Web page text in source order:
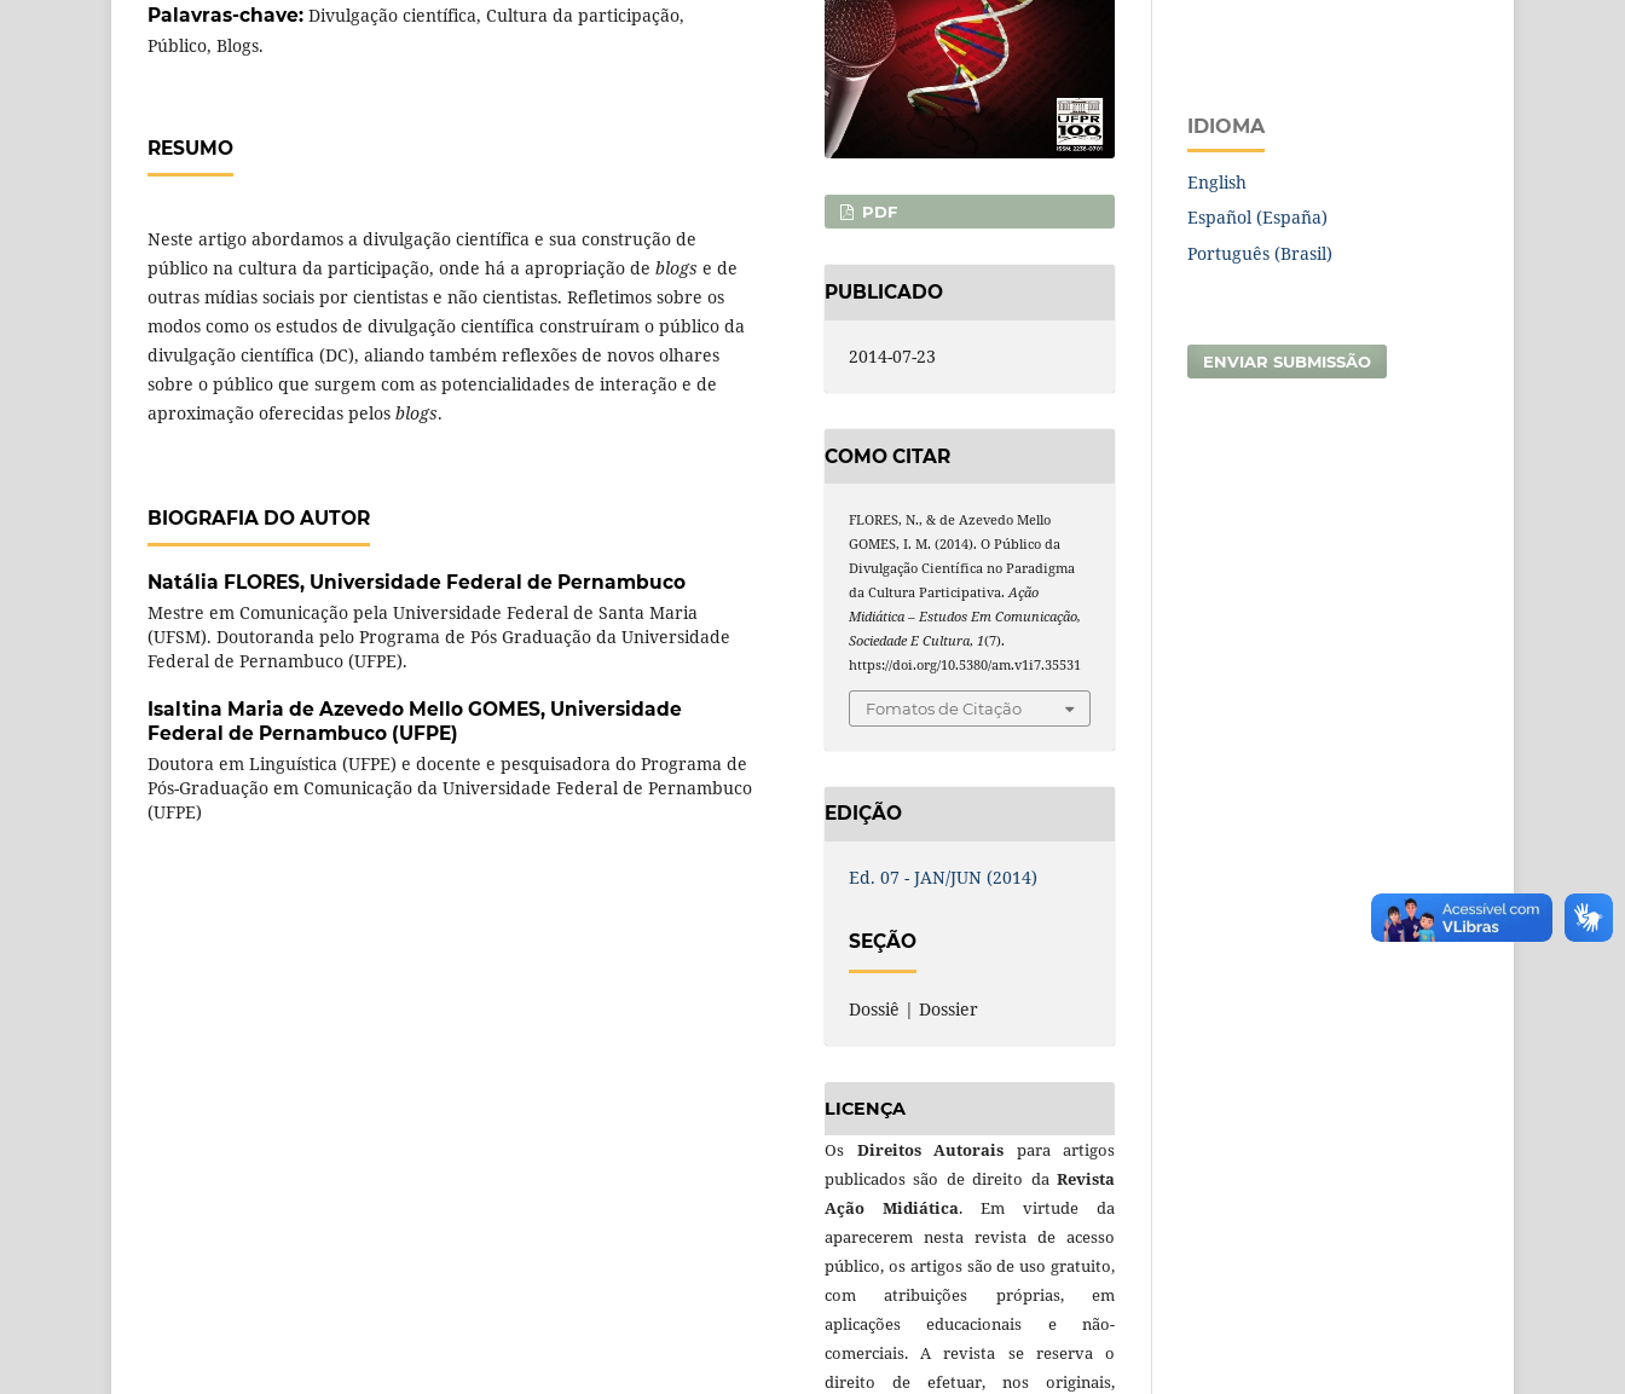
Palavras-chave: Divulgação científica, Cultura da participação,
Público, Blogs.
RESUMO
Neste artigo abordamos a divulgação científica e sua construção de
público na cultura da participação, onde há a apropriação de blogs e de
outras mídias sociais por cientistas e não cientistas. Refletimos sobre os
modos como os estudos de divulgação científica construíram o público da
divulgação científica (DC), aliando também reflexões de novos olhares
sobre o público que surgem com as potencialidades de interação e de
aproximação oferecidas pelos blogs.
BIOGRAFIA DO AUTOR
Natália FLORES, Universidade Federal de Pernambuco
Mestre em Comunicação pela Universidade Federal de Santa Maria
(UFSM). Doutoranda pelo Programa de Pós Graduação da Universidade
Federal de Pernambuco (UFPE).
Isaltina Maria de Azevedo Mello GOMES, Universidade
Federal de Pernambuco (UFPE)
Doutora em Linguística (UFPE) e docente e pesquisadora do Programa de
Pós-Graduação em Comunicação da Universidade Federal de Pernambuco
(UFPE)
PDF
PUBLICADO
2014-07-23
COMO CITAR
FLORES, N., & de Azevedo Mello
GOMES, I. M. (2014). O Público da
Divulgação Científica no Paradigma
da Cultura Participativa.Ação
Midiática – Estudos Em Comunicação,
Sociedade E Cultura,1(7).
https://doi.org/10.5380/am.v1i7.35531
Fomatos de Citação
EDIÇÃO
Ed. 07 - JAN/JUN (2014)
SEÇÃO
Dossiê | Dossier
LICENÇA
Os Direitos Autorais para artigos
publicados são de direito daRevista
Ação Midiática. Em virtude da
aparecerem nesta revista de acesso
público, os artigos são de uso gratuito,
com atribuições próprias, em
aplicações educacionais e não-
comerciais. A revista se reserva o
direito de efetuar, nos originais,
IDIOMA
English
Español (España)
Português (Brasil)
ENVIAR SUBMISSÃO